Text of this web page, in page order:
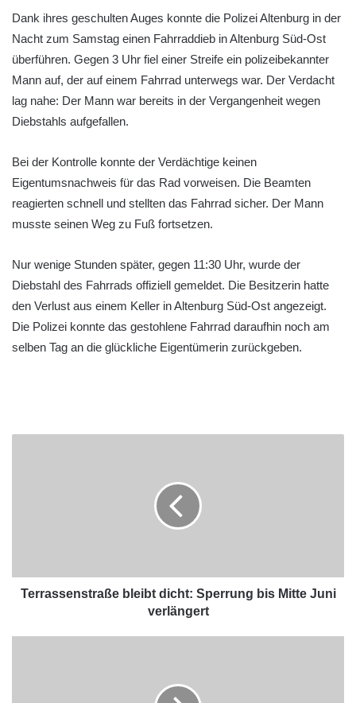
Dank ihres geschulten Auges konnte die Polizei Altenburg in der
Nacht zum Samstag einen Fahrraddieb in Altenburg Süd-Ost
überführen. Gegen 3 Uhr fiel einer Streife ein polizeibekannter
Mann auf, der auf einem Fahrrad unterwegs war. Der Verdacht
lag nahe: Der Mann war bereits in der Vergangenheit wegen
Diebstahls aufgefallen.
Bei der Kontrolle konnte der Verdächtige keinen
Eigentumsnachweis für das Rad vorweisen. Die Beamten
reagierten schnell und stellten das Fahrrad sicher. Der Mann
musste seinen Weg zu Fuß fortsetzen.
Nur wenige Stunden später, gegen 11:30 Uhr, wurde der
Diebstahl des Fahrrads offiziell gemeldet. Die Besitzerin hatte
den Verlust aus einem Keller in Altenburg Süd-Ost angezeigt.
Die Polizei konnte das gestohlene Fahrrad daraufhin noch am
selben Tag an die glückliche Eigentümerin zurückgeben.
Terrassenstraße bleibt dicht: Sperrung bis Mitte Juni
verlängert